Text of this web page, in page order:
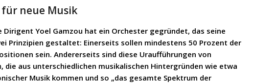
für neue Musik
Dirigent Yoel Gamzou hat ein Orchester gegründet, das seine
Prinzipien gestaltet: Einerseits sollen mindestens 50 Prozent der
sein. Andererseits sind diese Uraufführungen von
die aus unterschiedlichen musikalischen Hintergründen wie etwa
Musik kommen und so „das gesamte Spektrum der